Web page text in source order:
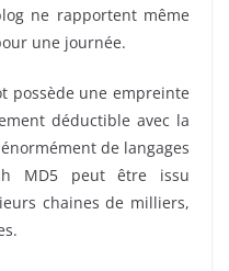
ne rapportent même
une journée.
possède une empreinte
déductible avec la
de langages
MD5 peut être issu
chaines de milliers,